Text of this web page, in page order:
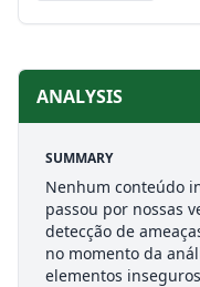
ANALYSIS
SUMMARY
Nenhum conteúdo
passou por nossas
detecção de
no momento da
elementos